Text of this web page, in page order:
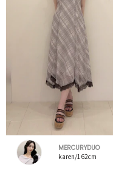
MERCURYDUO
karen/162cm